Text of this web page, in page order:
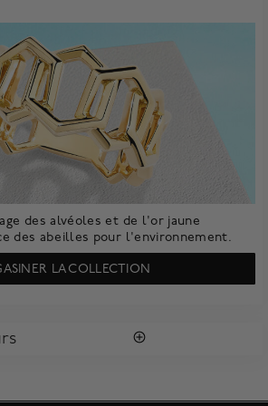
des alvéoles et de l'or jaune
des abeilles pour l'environnement.
LA COLLECTION